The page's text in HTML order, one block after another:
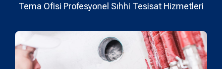
Tema Ofisi Profesyonel Sıhhi Tesisat Hizmetleri